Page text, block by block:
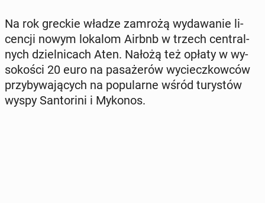
Na rok greckie władze zamrożą wy­da­wa­nie li­
cen­cji nowym lokalom Airbnb w trzech cen­tral­
nych dziel­ni­cach Aten. Nałożą też opłaty w wy­
so­ko­ści 20 euro na pa­sa­że­rów wy­ciecz­kow­ców
przy­by­wa­ją­cych na po­pu­lar­ne wśród tu­ry­stów
wyspy San­to­ri­ni i Mykonos.